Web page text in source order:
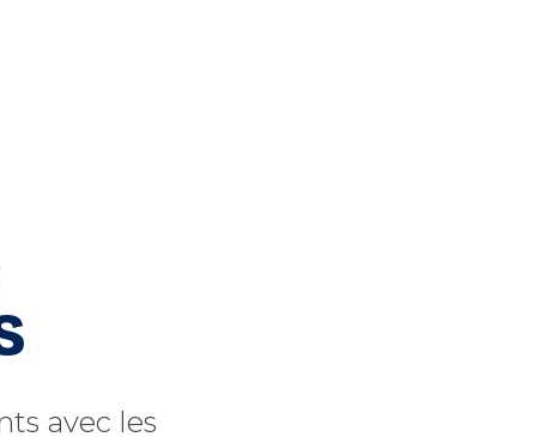
avec les